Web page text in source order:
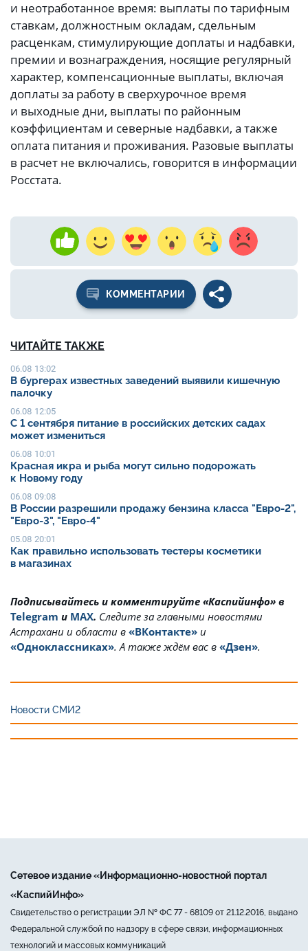
и неотработанное время: выплаты по тарифным
ставкам, должностным окладам, сдельным
расценкам, стимулирующие доплаты и надбавки,
премии и вознаграждения, носящие регулярный
характер, компенсационные выплаты, включая
доплаты за работу в сверхурочное время
и выходные дни, выплаты по районным
коэффициентам и северные надбавки, а также
оплата питания и проживания. Разовые выплаты
в расчет не включались, говорится в информации
Росстата.
КОММЕНТАРИИ
ЧИТАЙТЕ ТАКЖЕ
06.08 13:02
В бургерах известных заведений выявили кишечную
палочку
06.08 12:05
С 1 сентября питание в российских детских садах
может измениться
06.08 10:01
Красная икра и рыба могут сильно подорожать
к Новому году
06.08 09:08
В России разрешили продажу бензина класса "Евро-2",
"Евро-3", "Евро-4"
05.08 20:01
Как правильно использовать тестеры косметики
в магазинах
Подписывайтесь и комментируйте «Каспийинфо» в
Telegram и MAX. Cледите за главными новостями
Астрахани и области в «ВКонтакте» и
«Одноклассниках». А также ждём вас в «Дзен».
Новости СМИ2
Сетевое издание «Информационно-новостной портал
«КаспийИнфо»
Свидетельство о регистрации ЭЛ № ФС 77 - 68109 от 21.12.2016, выдано
Федеральной службой по надзору в сфере связи, информационных
технологий и массовых коммуникаций